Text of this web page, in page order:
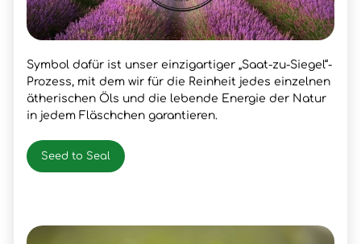
Symbol dafür ist unser einzigartiger „Saat-zu-Siegel“-
Prozess, mit dem wir für die Reinheit jedes einzelnen
ätherischen Öls und die lebende Energie der Natur
in jedem Fläschchen garantieren.
Seed to Seal